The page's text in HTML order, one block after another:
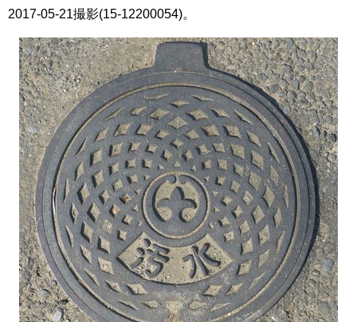
2017-05-21撮影(15-12200054)。